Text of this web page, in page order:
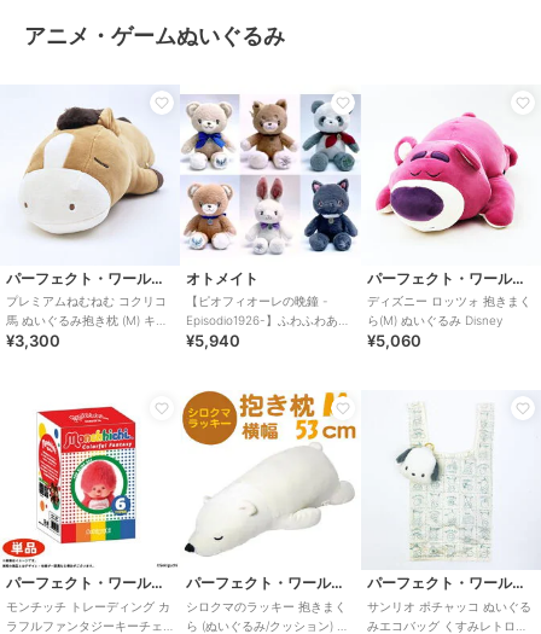
アニメ・ゲームぬいぐるみ
パーフェクト・ワールド・トーキョー
プレミアムねむねむ コクリコ
馬 ぬいぐるみ抱き枕 (M) キャ
メル りぶはあと 2026 干支
¥3,300
オトメイト
【ピオフィオーレの晩鐘 -
Episodio1926-】ふわふわあに
まるぬいぐるみ(全6種)
¥5,940
パーフェクト・ワールド・トーキョー
ディズニー ロッツォ 抱きまく
ら(M) ぬいぐるみ Disney
¥5,060
パーフェクト・ワールド・トーキョー
モンチッチ トレーディング カ
ラフルファンタジーキーチェ
パーフェクト・ワールド・トーキョー
シロクマのラッキー 抱きまく
ら (ぬいぐるみ/クッション) M
パーフェクト・ワールド・トーキョー
サンリオ ポチャッコ ぬいぐる
みエコバッグ くすみレトロシ